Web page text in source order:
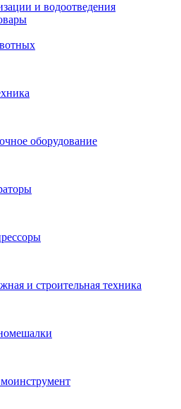
и водоотведения
оборудование
и строительная техника